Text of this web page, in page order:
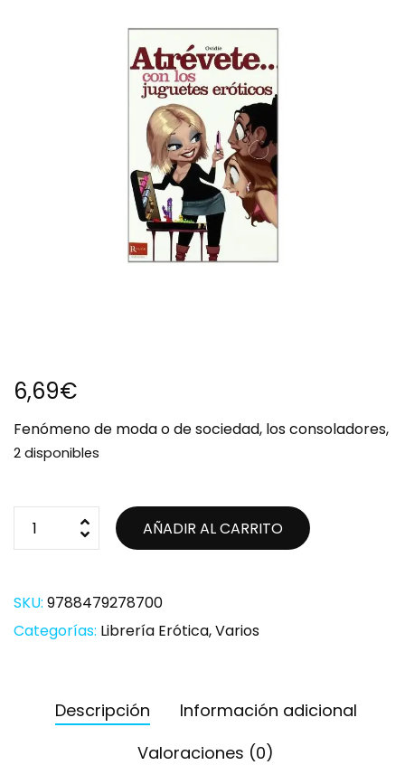
6,69€
Fenómeno de moda o de sociedad, los consoladores,
2 disponibles
AÑADIR AL CARRITO
SKU: 9788479278700
Categorías: Librería Erótica,Varios
Descripción
Información adicional
Valoraciones (0)